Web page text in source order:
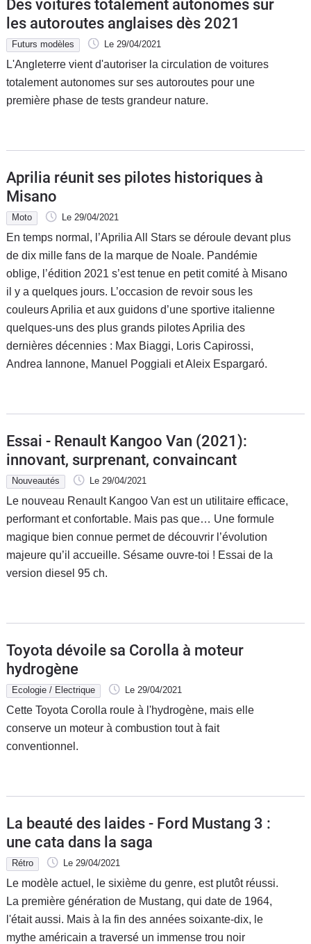
Des voitures totalement autonomes sur
les autoroutes anglaises dès 2021
Futurs modèles Le 29/04/2021
L'Angleterre vient d'autoriser la circulation de voitures
totalement autonomes sur ses autoroutes pour une
première phase de tests grandeur nature.
Aprilia réunit ses pilotes historiques à
Misano
Moto Le 29/04/2021
En temps normal, l’Aprilia All Stars se déroule devant plus
de dix mille fans de la marque de Noale. Pandémie
oblige, l’édition 2021 s’est tenue en petit comité à Misano
il y a quelques jours. L’occasion de revoir sous les
couleurs Aprilia et aux guidons d’une sportive italienne
quelques-uns des plus grands pilotes Aprilia des
dernières décennies : Max Biaggi, Loris Capirossi,
Andrea Iannone, Manuel Poggiali et Aleix Espargaró.
Essai - Renault Kangoo Van (2021):
innovant, surprenant, convaincant
Nouveautés Le 29/04/2021
Le nouveau Renault Kangoo Van est un utilitaire efficace,
performant et confortable. Mais pas que… Une formule
magique bien connue permet de découvrir l’évolution
majeure qu’il accueille. Sésame ouvre-toi ! Essai de la
version diesel 95 ch.
Toyota dévoile sa Corolla à moteur
hydrogène
Ecologie / Electrique Le 29/04/2021
Cette Toyota Corolla roule à l'hydrogène, mais elle
conserve un moteur à combustion tout à fait
conventionnel.
La beauté des laides - Ford Mustang 3 :
une cata dans la saga
Rétro Le 29/04/2021
Le modèle actuel, le sixième du genre, est plutôt réussi.
La première génération de Mustang, qui date de 1964,
l'était aussi. Mais à la fin des années soixante-dix, le
mythe américain a traversé un immense trou noir